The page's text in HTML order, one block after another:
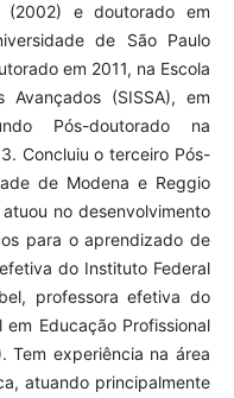
(2002) e doutorado em
de São Paulo
em 2011, na Escola
Avançados (SISSA), em
Pós-doutorado na
Concluiu o terceiro Pós-
de Modena e Reggio
no desenvolvimento
para o aprendizado de
do Instituto Federal
professora efetiva do
Educação Profissional
Tem experiência na área
atuando principalmente